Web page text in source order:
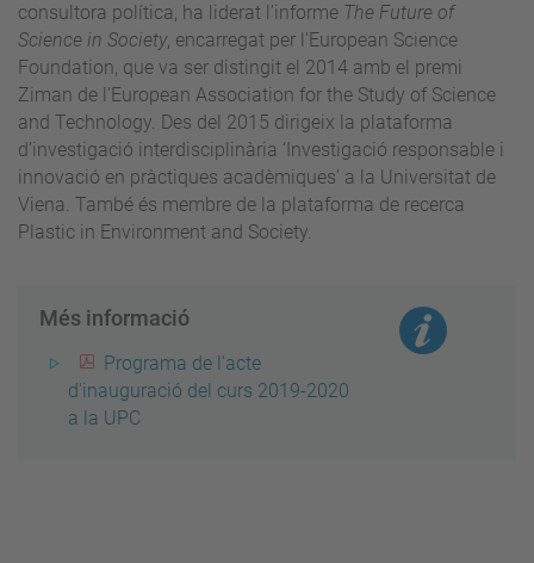
consultora política, ha liderat l’informe The Future of
Science in Society, encarregat per l’European Science
Foundation, que va ser distingit el 2014 amb el premi
Ziman de l’European Association for the Study of Science
and Technology. Des del 2015 dirigeix la plataforma
d’investigació interdisciplinària ‘Investigació responsable i
innovació en pràctiques acadèmiques’ a la Universitat de
Viena. També és membre de la plataforma de recerca
Plastic in Environment and Society.
Més informació
Programa de l'acte
d'inauguració del curs 2019-2020
a la UPC